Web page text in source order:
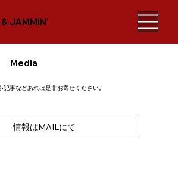
JAMMIN'
記事などあれば是非お寄せください。
Media
情報はMAILにて